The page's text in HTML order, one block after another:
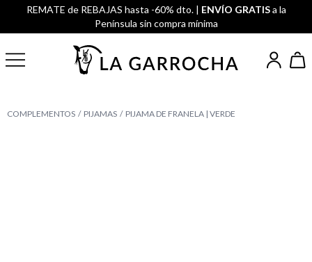
REMATE de REBAJAS hasta -60% dto. | ENVÍO GRATISa la
Península sin compra mínima
COMPLEMENTOS PIJAMAS PIJAMA DE FRANELA | VERDE